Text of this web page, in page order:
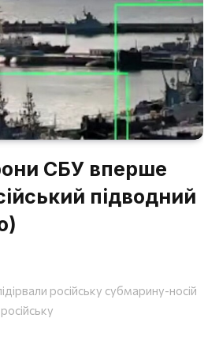
СБУ вперше
підводний
російську субмарину-носій